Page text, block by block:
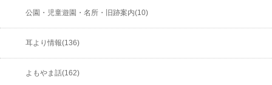
公園・児童遊園・名所・旧跡案内(10)
耳より情報(136)
よもやま話(162)